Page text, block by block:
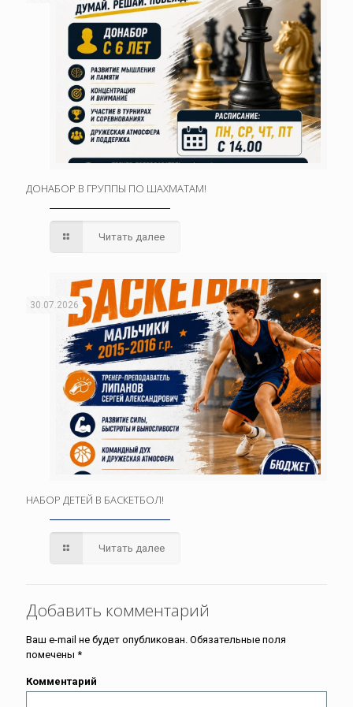
ДОНАБОР В ГРУППЫ ПО ШАХМАТАМ!
Читать далее
30.07.2026
НАБОР ДЕТЕЙ В БАСКЕТБОЛ!
Читать далее
Добавить комментарий
Ваш e-mail не будет опубликован. Обязательные поля
помечены *
Комментарий